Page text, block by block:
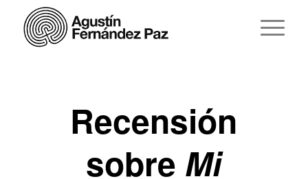
Recensión
sobre Mi